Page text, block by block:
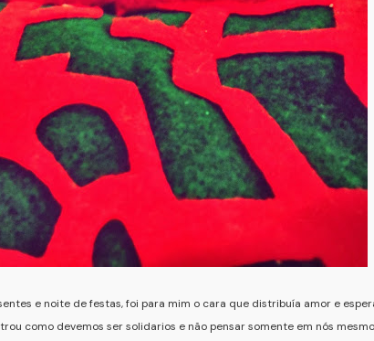
e noite de festas, foi para mim o cara que distribuía amor e
como devemos ser solidarios e não pensar somente em nós